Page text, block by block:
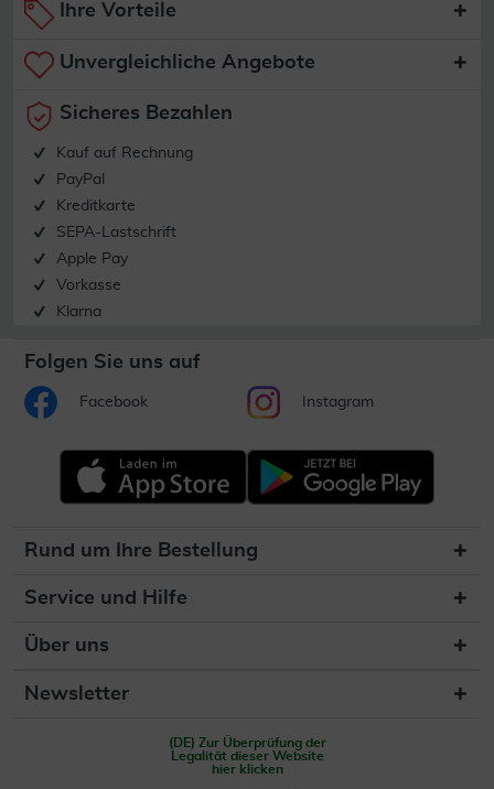
Ihre Vorteile
Unvergleichliche Angebote
Sicheres Bezahlen
Kauf auf Rechnung
PayPal
Kreditkarte
SEPA-Lastschrift
Apple Pay
Vorkasse
Klarna
Folgen Sie uns auf
Facebook Instagram
Rund um Ihre Bestellung
Service und Hilfe
Über uns
Newsletter
(DE) Zur Überprüfung der
Legalität dieser Website
hier klicken